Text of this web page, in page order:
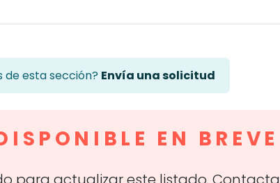
de esta sección? Envía una solicitud
EN BREVE